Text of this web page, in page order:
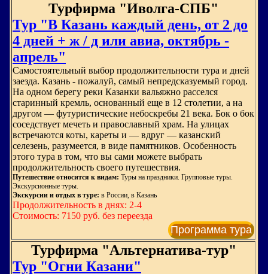
Турфирма "Иволга-СПБ"
Тур "В Казань каждый день, от 2 до
4 дней + ж / д или авиа, октябрь -
апрель"
Самостоятельный выбор продолжительности тура и дней
заезда. Казань - пожалуй, самый непредсказуемый город.
На одном берегу реки Казанки вальяжно расселся
старинный кремль, основанный еще в 12 столетии, а на
другом — футуристические небоскребы 21 века. Бок о бок
соседствует мечеть и православный храм. На улицах
встречаются коты, кареты и — вдруг — казанский
селезень, разумеется, в виде памятников. Особенность
этого тура в том, что вы сами можете выбрать
продолжительность своего путешествия.
Путешествие относится к видам: Туры на праздники. Групповые туры.
Экскурсионные туры.
Экскурсии и отдых в туре: в России, в Казань
Продолжительность в днях: 2-4
Стоимость: 7150 руб. без переезда
Программа тура
Турфирма "Альтернатива-тур"
Тур "Огни Казани"